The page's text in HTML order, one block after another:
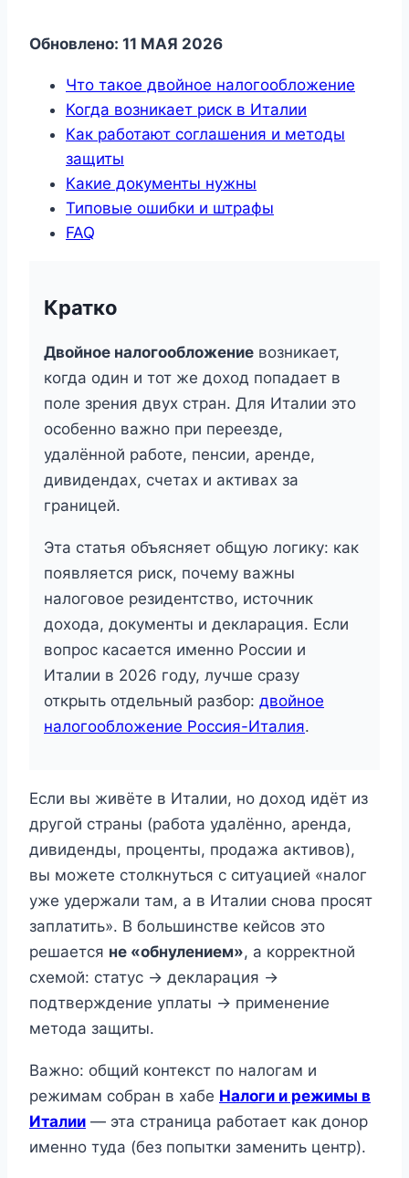
Обновлено: 11 МАЯ 2026
Что такое двойное налогообложение
Когда возникает риск в Италии
Как работают соглашения и методы
защиты
Какие документы нужны
Типовые ошибки и штрафы
FAQ
Кратко
Двойное налогообложение возникает,
когда один и тот же доход попадает в
поле зрения двух стран. Для Италии это
особенно важно при переезде,
удалённой работе, пенсии, аренде,
дивидендах, счетах и активах за
границей.
Эта статья объясняет общую логику: как
появляется риск, почему важны
налоговое резидентство, источник
дохода, документы и декларация. Если
вопрос касается именно России и
Италии в 2026 году, лучше сразу
открыть отдельный разбор: двойное
налогообложение Россия-Италия.
Если вы живёте в Италии, но доход идёт из
другой страны (работа удалённо, аренда,
дивиденды, проценты, продажа активов),
вы можете столкнуться с ситуацией «налог
уже удержали там, а в Италии снова просят
заплатить». В большинстве кейсов это
решается не «обнулением», а корректной
схемой: статус → декларация →
подтверждение уплаты → применение
метода защиты.
Важно: общий контекст по налогам и
режимам собран в хабе Налоги и режимы в
Италии — эта страница работает как донор
именно туда (без попытки заменить центр).